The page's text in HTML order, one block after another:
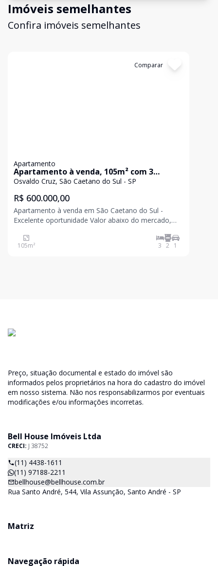
Imóveis semelhantes
Confira imóveis semelhantes
Comparar
Apartamento
Apartamento à venda, 105m² com 3
quartos e 1 vaga - Oswaldo Cruz, São
Osvaldo Cruz, São Caetano do Sul - SP
R$ 600.000,00
Apartamento à venda em São Caetano do Sul -
Excelente oportunidade Valor abaixo do mercado,
em andar alto, em um dos prédios mais altos da
cidade. O imóvel conta com 3 dormitórios amplos,
105m² 3 2 1
Preço, situação documental e estado do imóvel são
informados pelos proprietários na hora do cadastro do imóvel
em nosso sistema. Não nos responsabilizarmos por eventuais
modificações e/ou informações incorretas.
Bell House Imóveis Ltda
CRECI: J 38752
(11) 4438-1611
(11) 97188-2211
bellhouse@bellhouse.com.br
Rua Santo André, 544, Vila Assunção, Santo André - SP
Matriz
Navegação rápida